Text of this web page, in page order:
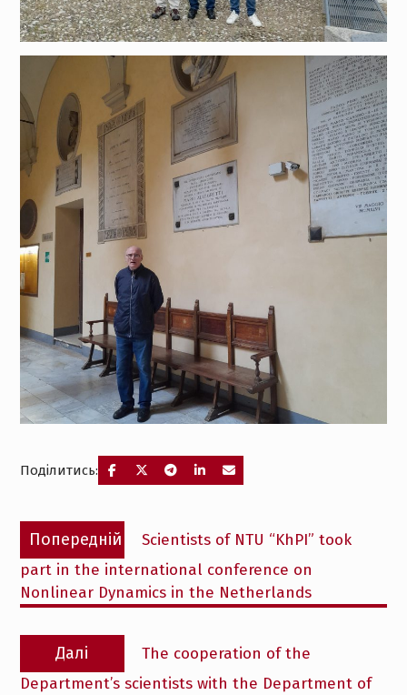
Поділитись:
Навігація
записів
Попередній
Попередній
запис:
Scientists of NTU “KhPI” took
part in the international conference on
Nonlinear Dynamics in the Netherlands
Далі
Наступний
запис:
The cooperation of the
Department’s scientists with the Department of